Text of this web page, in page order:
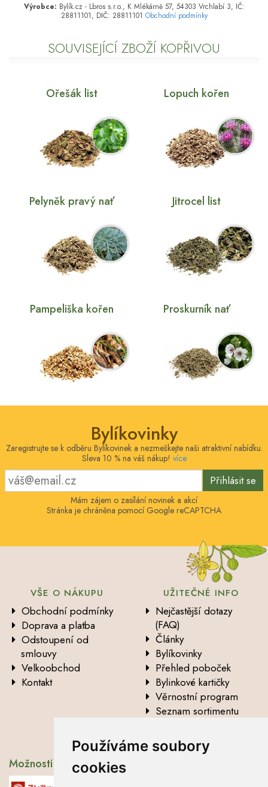
Používáme soubory
cookies
Výrobce: Bylík.cz - Lbros s.r.o., K Mlékárně 57, 54303 Vrchlabí 3, IČ:
28811101, DIČ: 28811101 Obchodní podmínky
SOUVISEJÍCÍ ZBOŽÍ KOPŘIVOU
Ořešák list Lopuch kořen
Pelyněk pravý nať Jitrocel list
Pampeliška kořen Proskurník nať
Bylíkovinky
Zaregistrujte se k odběru Bylíkovinek a nezmeškejte naši atraktivní nabídku.
Sleva 10 % na váš nákup! více
Přihlásit se
Mám zájem o zasílání novinek a akcí
Stránka je chráněna pomocí Google reCAPTCHA
VŠE O NÁKUPU
Obchodní podmínky
Doprava a platba
Odstoupení od
smlouvy
Velkoobchod
Kontakt
UŽITEČNÉ INFO
Nejčastější dotazy
(FAQ)
Články
Bylíkovinky
Přehled poboček
Bylinkové kartičky
Věrnostní program
Seznam sortimentu
Možnosti dopravy